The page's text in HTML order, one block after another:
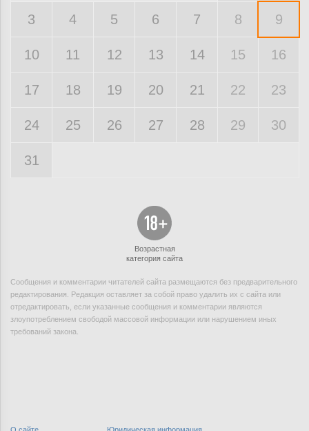
3 4 5 6 7 8 9
10 11 12 13 14 15 16
17 18 19 20 21 22 23
24 25 26 27 28 29 30
31
Возрастная
категория сайта
Сообщения и комментарии читателей сайта размещаются без предварительного
редактирования. Редакция оставляет за собой право удалить их с сайта или
отредактировать, если указанные сообщения и комментарии являются
злоупотреблением свободой массовой информации или нарушением иных
требований закона.